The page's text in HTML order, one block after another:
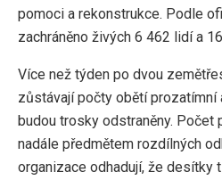
pomoci a rekonstrukce. Podle
zachráněno živých 6 462 lidí a
Více než týden po dvou
zůstávají počty obětí prozatímní
budou trosky odstraněny. Počet
nadále předmětem rozdílných
organizace odhadují, že desítky